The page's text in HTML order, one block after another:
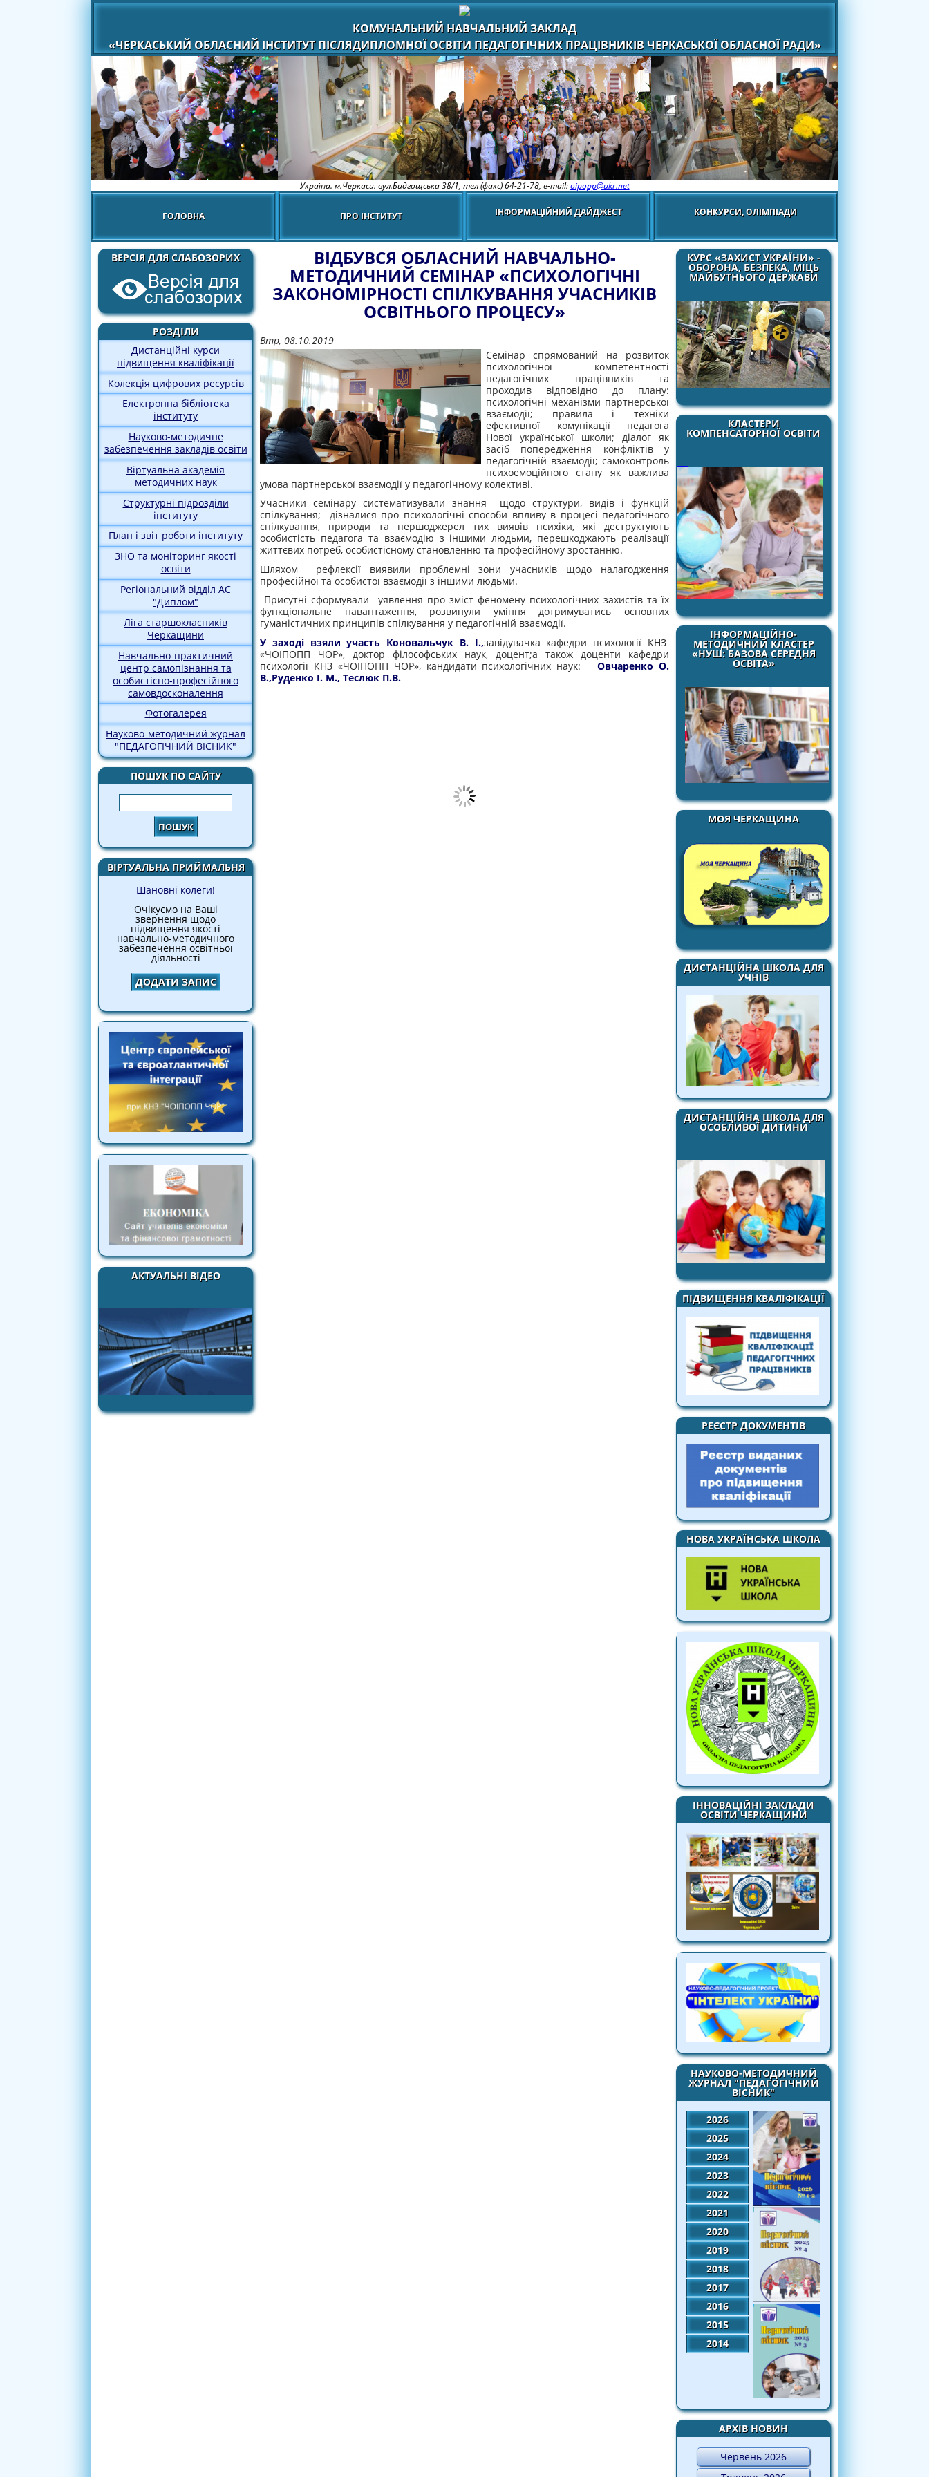
КОМУНАЛЬНИЙ НАВЧАЛЬНИЙ ЗАКЛАД
«ЧЕРКАСЬКИЙ ОБЛАСНИЙ ІНСТИТУТ ПІСЛЯДИПЛОМНОЇ ОСВІТИ ПЕДАГОГІЧНИХ ПРАЦІВНИКІВ ЧЕРКАСЬКОЇ ОБЛАСНОЇ РАДИ»
Україна. м.Черкаси. вул.Бидгощська 38/1, тел (факс) 64-21-78, e-mail:oipopp@ukr.net
ГОЛОВНА ПРО ІНСТИТУТ ІНФОРМАЦІЙНИЙ ДАЙДЖЕСТ КОНКУРСИ, ОЛІМПІАДИ
ВЕРСІЯ ДЛЯ СЛАБОЗОРИХ
РОЗДІЛИ
Дистанційні курси
підвищення кваліфікації
Колекція цифрових ресурсів
Електронна бібліотека
інституту
Науково-методичне
забезпечення закладів освіти
Віртуальна академія
методичних наук
Структурні підрозділи
інституту
План і звіт роботи інституту
ЗНО та моніторинг якості
освіти
Регіональний відділ АС
"Диплом"
Ліга старшокласників
Черкащини
Навчально-практичний
центр самопізнання та
особистісно-професійного
самовдосконалення
Фотогалерея
Науково-методичний журнал
"ПЕДАГОГІЧНИЙ ВІСНИК"
ПОШУК ПО САЙТУ
Пошук
ВІРТУАЛЬНА ПРИЙМАЛЬНЯ
Шановні колеги!
Очікуємо на Ваші
звернення щодо
підвищення якості
навчально-методичного
забезпечення освітньої
діяльності
ДОДАТИ ЗАПИС
АКТУАЛЬНІ ВІДЕО
КУРС «ЗАХИСТ УКРАЇНИ» -
ОБОРОНА, БЕЗПЕКА, МІЦЬ
МАЙБУТНЬОГО ДЕРЖАВИ
КЛАСТЕРИ
КОМПЕНСАТОРНОЇ ОСВІТИ
ІНФОРМАЦІЙНО-
МЕТОДИЧНИЙ КЛАСТЕР
«НУШ: БАЗОВА СЕРЕДНЯ
ОСВІТА»
МОЯ ЧЕРКАЩИНА
ДИСТАНЦІЙНА ШКОЛА ДЛЯ
УЧНІВ
ДИСТАНЦІЙНА ШКОЛА ДЛЯ
ОСОБЛИВОЇ ДИТИНИ
ПІДВИЩЕННЯ КВАЛІФІКАЦІЇ
РЕЄСТР ДОКУМЕНТІВ
НОВА УКРАЇНСЬКА ШКОЛА
ІННОВАЦІЙНІ ЗАКЛАДИ
ОСВІТИ ЧЕРКАЩИНИ
НАУКОВО-МЕТОДИЧНИЙ
ЖУРНАЛ "ПЕДАГОГІЧНИЙ
ВІСНИК"
2026
2025
2024
2023
2022
2021
2020
2019
2018
2017
2016
2015
2014
АРХІВ НОВИН
Червень 2026
ВІДБУВСЯ ОБЛАСНИЙ НАВЧАЛЬНО-
МЕТОДИЧНИЙ СЕМІНАР «ПСИХОЛОГІЧНІ
ЗАКОНОМІРНОСТІ СПІЛКУВАННЯ УЧАСНИКІВ
ОСВІТНЬОГО ПРОЦЕСУ»
Втр, 08.10.2019
Семінар спрямований на розвиток
психологічної компетентності
педагогічних працівників та
проходив відповідно до плану:
психологічні механізми партнерської
взаємодії; правила і техніки
ефективної комунікації педагога
Нової української школи; діалог як
засіб попередження конфліктів у
педагогічній взаємодії; самоконтроль
психоемоційного стану як важлива
умова партнерської взаємодії у педагогічному колективі.
Учасники семінару систематизували знання щодо структури, видів і функцій
спілкування; дізналися про психологічні способи впливу в процесі педагогічного
спілкування, природи та першоджерел тих виявів психіки, які деструктують
особистість педагога та взаємодію з іншими людьми, перешкоджають реалізації
життєвих потреб, особистісному становленню та професійному зростанню.
Шляхом рефлексії виявили проблемні зони учасників щодо налагодження
професійної та особистої взаємодії з іншими людьми.
Присутні сформували уявлення про зміст феномену психологічних захистів та їх
функціональне навантаження, розвинули уміння дотримуватись основних
гуманістичних принципів спілкування у педагогічній взаємодії.
У заході взяли участь Коновальчук В. І.,завідувачка кафедри психології КНЗ
«ЧОІПОПП ЧОР», доктор філософських наук, доцент;а також доценти кафедри
психології КНЗ «ЧОІПОПП ЧОР», кандидати психологічних наук:
Овчаренко О.
В.,Руденко І. М., Теслюк П.В.